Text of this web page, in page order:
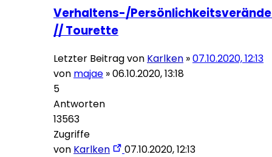
Verhaltens-/
// Tourette
Letzter Beitrag von Karlken »07.10.2020, 12:13
von majae »06.10.2020, 13:18
5
Antworten
13563
Zugriffe
von Karlken 07.10.2020, 12:13